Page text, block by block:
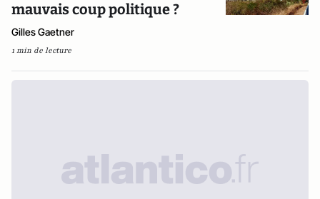
mauvais coup politique ?
Gilles Gaetner
1 min de lecture